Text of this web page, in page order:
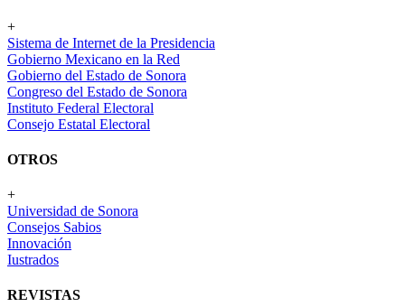
+
Sistema de Internet de la Presidencia
Gobierno Mexicano en la Red
Gobierno del Estado de Sonora
Congreso del Estado de Sonora
Instituto Federal Electoral
Consejo Estatal Electoral
OTROS
+
Universidad de Sonora
Consejos Sabios
Innovación
Iustrados
REVISTAS